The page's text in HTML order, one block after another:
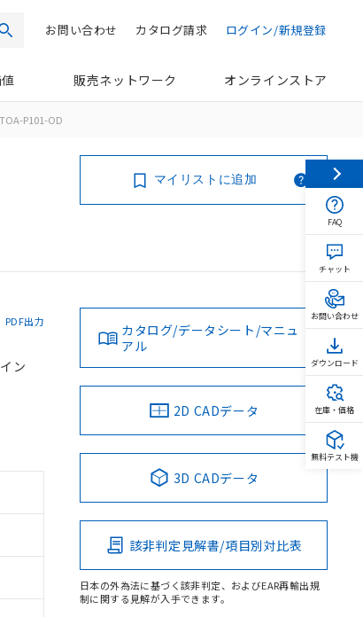
検索 ログイン/新規登録
カタログ請求
お問い合わせ
販売ネットワーク オンラインストア
P101-OD
マイリストに追加
PDF出力
ン
カタログ/データシート/マニュ
アル
2D CADデータ
3D CADデータ
該非判定見解書/項目別対比表
日本の外為法に基づく該非判定、およびEAR再輸出規
制に関する見解が入手できます。
FAQ
チャット
お問い合わせ
ダウンロード
在庫・価格
無料テスト機